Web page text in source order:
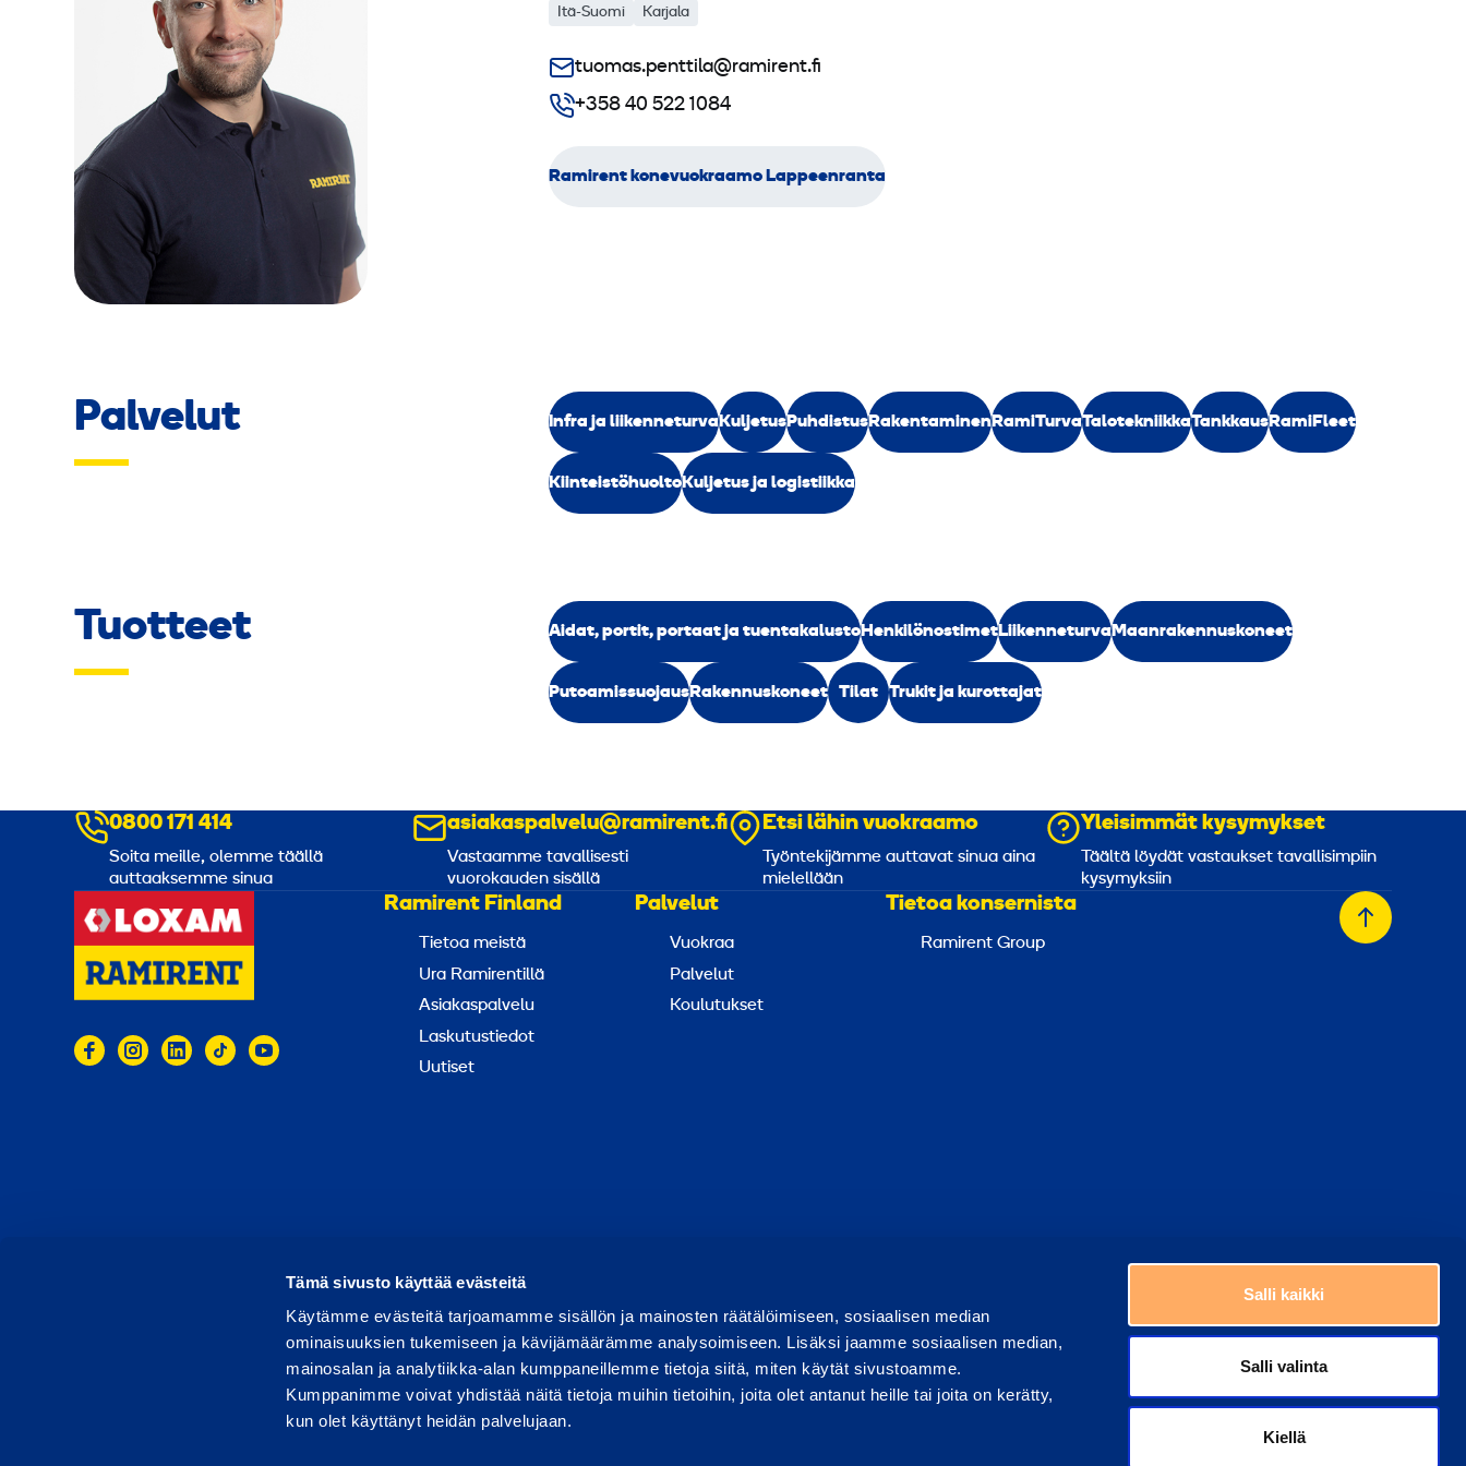
Tämä sivusto käyttää evästeitä
Käytämme evästeitä tarjoamamme sisällön ja mainosten räätälöimiseen, sosiaalisen median
ominaisuuksien tukemiseen ja kävijämäärämme analysoimiseen. Lisäksi jaamme sosiaalisen median,
mainosalan ja analytiikka-alan kumppaneillemme tietoja siitä, miten käytät sivustoamme.
Kumppanimme voivat yhdistää näitä tietoja muihin tietoihin, joita olet antanut heille tai joita on kerätty,
kun olet käyttänyt heidän palvelujaan.
Salli kaikki
Salli valinta
Kiellä
Itä-Suomi Karjala
tuomas.penttila@ramirent.fi
+358 40 522 1084
Ramirent konevuokraamo Lappeenranta
Palvelut Infra ja liikenneturvaKuljetusPuhdistusRakentaminenRamiTurvaTalotekniikkaTankkausRamiFleet
KiinteistöhuoltoKuljetus ja logistiikka
Tuotteet Aidat, portit, portaat ja tuentakalustoHenkilönostimetLiikenneturvaMaanrakennuskoneet
PutoamissuojausRakennuskoneet Tilat Trukit ja kurottajat
0800 171 414
Soita meille, olemme täällä
auttaaksemme sinua
asiakaspalvelu@ramirent.fi
Vastaamme tavallisesti
vuorokauden sisällä
Etsi lähin vuokraamo
Työntekijämme auttavat sinua aina
mielellään
Yleisimmät kysymykset
Täältä löydät vastaukset tavallisimpiin
kysymyksiin
Ramirent Finland
Tietoa meistä
Ura Ramirentillä
Asiakaspalvelu
Laskutustiedot
Uutiset
Palvelut
Vuokraa
Palvelut
Koulutukset
Tietoa konsernista
Ramirent Group
Takaisin
Käyttöehdot Tietosuoja Raportoi väärinkäytöksestä